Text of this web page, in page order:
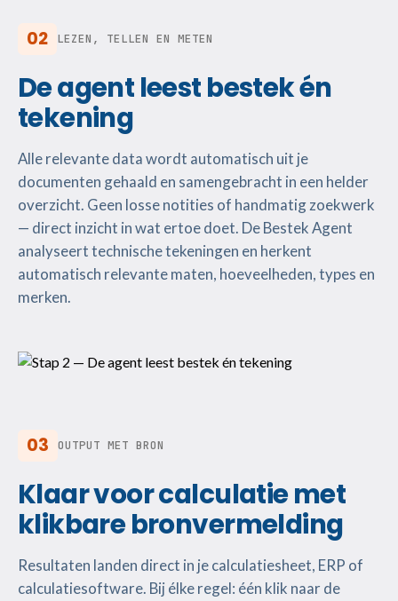
02 LEZEN, TELLEN EN METEN
De agent leest bestek én
tekening
Alle relevante data wordt automatisch uit je
documenten gehaald en samengebracht in een helder
overzicht. Geen losse notities of handmatig zoekwerk
— direct inzicht in wat ertoe doet. De Bestek Agent
analyseert technische tekeningen en herkent
automatisch relevante maten, hoeveelheden, types en
merken.
03 OUTPUT MET BRON
Klaar voor calculatie met
klikbare bronvermelding
Resultaten landen direct in je calculatiesheet, ERP of
calculatiesoftware. Bij élke regel: één klik naar de